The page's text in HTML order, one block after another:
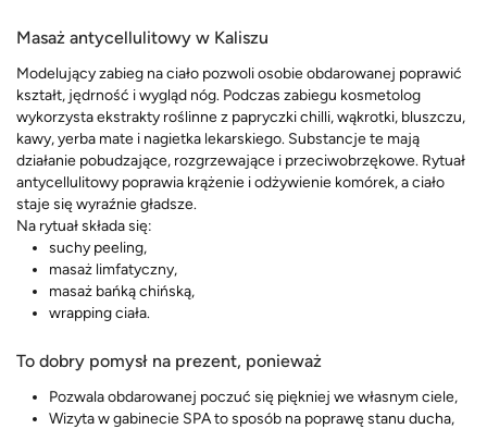
Masaż antycellulitowy w Kaliszu
Modelujący zabieg na ciało pozwoli osobie obdarowanej poprawić
kształt, jędrność i wygląd nóg. Podczas zabiegu kosmetolog
wykorzysta ekstrakty roślinne z papryczki chilli, wąkrotki, bluszczu,
kawy, yerba mate i nagietka lekarskiego. Substancje te mają
działanie pobudzające, rozgrzewające i przeciwobrzękowe. Rytuał
antycellulitowy poprawia krążenie i odżywienie komórek, a ciało
staje się wyraźnie gładsze.
Na rytuał składa się:
suchy peeling,
masaż limfatyczny,
masaż bańką chińską,
wrapping ciała.
To dobry pomysł na prezent, ponieważ
Pozwala obdarowanej poczuć się piękniej we własnym ciele,
Wizyta w gabinecie SPA to sposób na poprawę stanu ducha,